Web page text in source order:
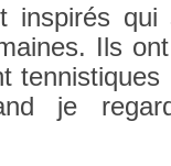
in­spirés
Ils
je